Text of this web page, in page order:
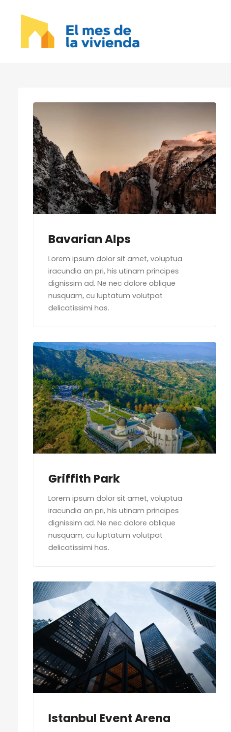
Bavarian Alps
Lorem ipsum dolor sit amet, voluptua
iracundia an pri, his utinam principes
dignissim ad. Ne nec dolore oblique
nusquam, cu luptatum volutpat
delicatissimi has.
Griffith Park
Lorem ipsum dolor sit amet, voluptua
iracundia an pri, his utinam principes
dignissim ad. Ne nec dolore oblique
nusquam, cu luptatum volutpat
delicatissimi has.
Istanbul Event Arena